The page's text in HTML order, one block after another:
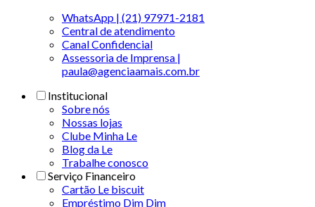
WhatsApp | (21) 97971-2181
Central de atendimento
Canal Confidencial
Assessoria de Imprensa |
paula@agenciaamais.com.br
Institucional
Sobre nós
Nossas lojas
Clube Minha Le
Blog da Le
Trabalhe conosco
Serviço Financeiro
Cartão Le biscuit
Empréstimo Dim Dim